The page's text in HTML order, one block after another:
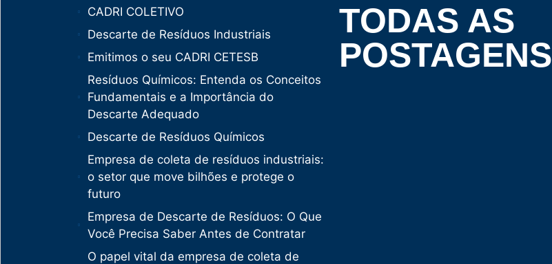
CADRI COLETIVO
Descarte de Resíduos Industriais
Emitimos o seu CADRI CETESB
Resíduos Químicos: Entenda os Conceitos
Fundamentais e a Importância do
Descarte Adequado
Descarte de Resíduos Químicos
Empresa de coleta de resíduos industriais:
o setor que move bilhões e protege o
futuro
Empresa de Descarte de Resíduos: O Que
Você Precisa Saber Antes de Contratar
O papel vital da empresa de coleta de
TODAS AS
POSTAGENS